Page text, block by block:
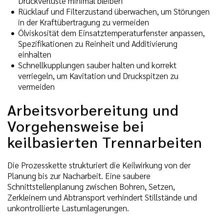
Rücklauf und Filterzustand überwachen, um Störungen
in der Kraftübertragung zu vermeiden
Ölviskosität dem Einsatztemperaturfenster anpassen,
Spezifikationen zu Reinheit und Additivierung
einhalten
Schnellkupplungen sauber halten und korrekt
verriegeln, um Kavitation und Druckspitzen zu
vermeiden
Arbeitsvorbereitung und
Vorgehensweise bei
keilbasierten Trennarbeiten
Die Prozesskette strukturiert die Keilwirkung von der
Planung bis zur Nacharbeit. Eine saubere
Schnittstellenplanung zwischen Bohren, Setzen,
Zerkleinern und Abtransport verhindert Stillstände und
unkontrollierte Lastumlagerungen.